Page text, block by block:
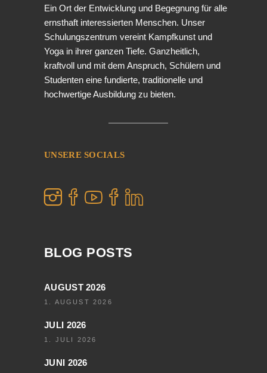
Ein Ort der Entwicklung und Begegnung für alle
ernsthaft interessierten Menschen. Unser
Schulungszentrum vereint Kampfkunst und
Yoga in ihrer ganzen Tiefe. Ganzheitlich,
kraftvoll und mit dem Anspruch, Schülern und
Studenten eine fundierte, traditionelle und
hochwertige Ausbildung zu bieten.
UNSERE SOCIALS
BLOG POSTS
AUGUST 2026
1. AUGUST 2026
JULI 2026
1. JULI 2026
JUNI 2026